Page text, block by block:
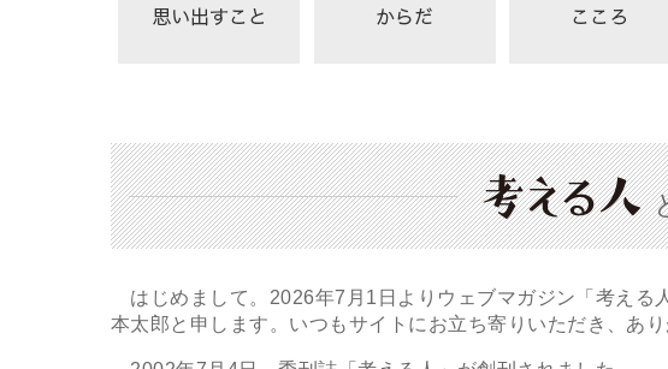
はじめまして。2026年7月1日よりウェブマガジン「考える
本太郎と申します。いつもサイトにお立ち寄りいただき、あり